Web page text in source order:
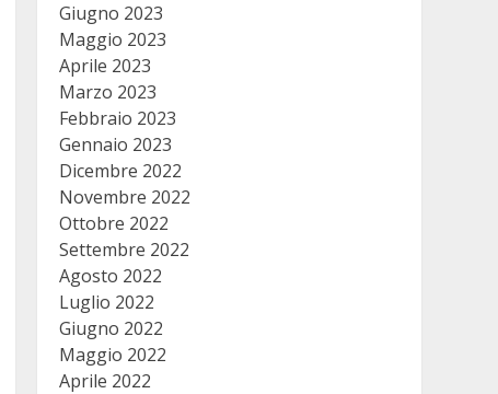
Giugno 2023
Maggio 2023
Aprile 2023
Marzo 2023
Febbraio 2023
Gennaio 2023
Dicembre 2022
Novembre 2022
Ottobre 2022
Settembre 2022
Agosto 2022
Luglio 2022
Giugno 2022
Maggio 2022
Aprile 2022